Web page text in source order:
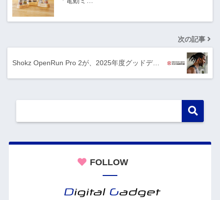
次の記事
Shokz OpenRun Pro 2が、2025年度グッドデ…
FOLLOW